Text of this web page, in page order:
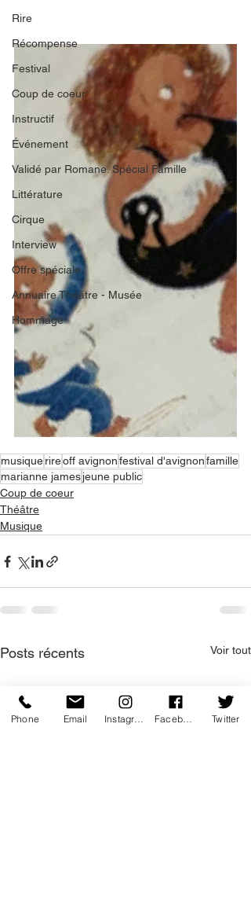
Rire
Récompense
Festival
Coup de coeur
Instructif
Événement
Validé par Romane. Spécial Famille
Littérature
Cirque
Interview
Offre spéciale
Annuaire Théâtre - Musée
Hommage
musiquerireoff avignonfestival d'avignonfamille
marianne jamesjeune public
Coup de coeur
Théâtre
Musique
Posts récents Voir tout
Phone Email Twitter